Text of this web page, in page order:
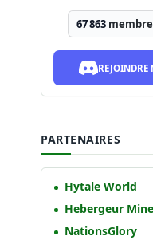
67 863
REJOINDRE
PARTENAIRES
Hytale World
Hebergeur
NationsGlory